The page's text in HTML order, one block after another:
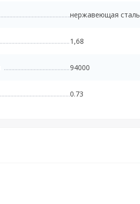
нержавеющая сталь
1,68
94000
0.73